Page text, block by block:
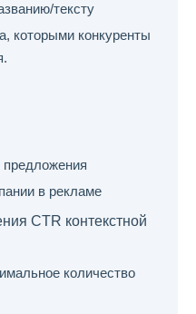
тексту
которыми конкуренты
предложения
в рекламе
CTR контекстной
количество